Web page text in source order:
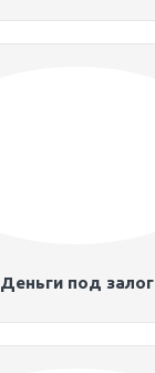
Деньги под залог